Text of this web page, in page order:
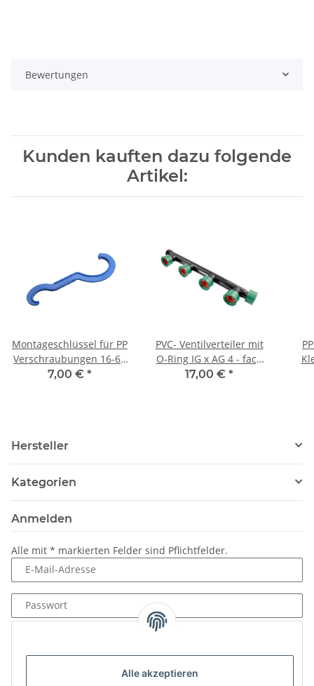
Alle akzeptieren
Bewertungen
Kunden kauften dazu folgende
Artikel:
Montageschlüssel für PP
Verschraubungen 16-63
mm
7,00 € *
PVC- Ventilverteiler mit
O-Ring IG x AG 4 - fach
Anschluss 1" IG
17,00 € *
Hersteller
Kategorien
Anmelden
Alle mit * markierten Felder sind Pflichtfelder.
E-Mail-Adresse
Passwort